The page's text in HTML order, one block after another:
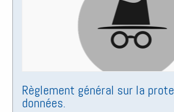
Règlement général sur la
données.